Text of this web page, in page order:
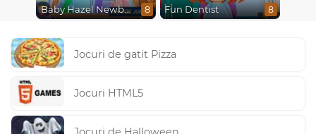
Baby Hazel Newborn Vaccination 8 Fun Dentist 8
Jocuri de gatit Pizza
Jocuri HTML5